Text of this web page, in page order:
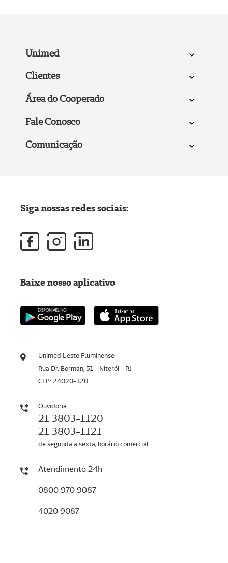
Unimed
Clientes
Área do Cooperado
Fale Conosco
Comunicação
Unimed Leste Fluminense
Rua Dr. Borman, 51 - Niterói - RJ
CEP: 24020-320
Ouvidoria
21 3803-1120
21 3803-1121
de segunda a sexta, horário comercial
Atendimento 24h
0800 970 9087
4020 9087
Siga nossas redes sociais:
Baixe nosso aplicativo